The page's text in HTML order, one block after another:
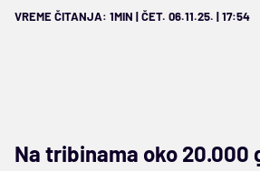
VREME ČITANJA: 1MIN | ČET. 06.11.25. | 17:54
Na tribinama oko 20.000